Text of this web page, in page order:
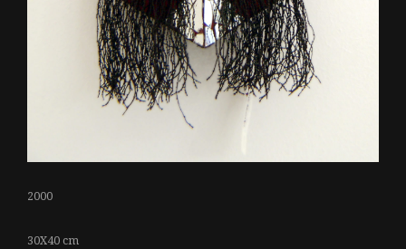
2000
30X40 cm